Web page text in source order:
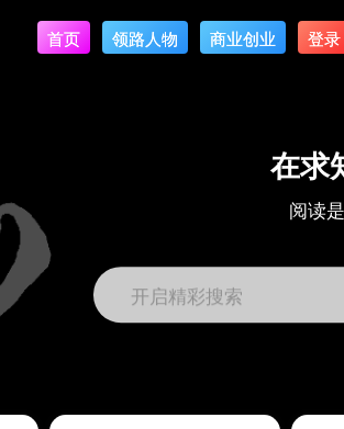
首页 领路人物 商业创业 登录
在求
阅读
开启精彩搜索